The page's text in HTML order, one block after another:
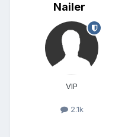
Nailer
VIP
2.1k